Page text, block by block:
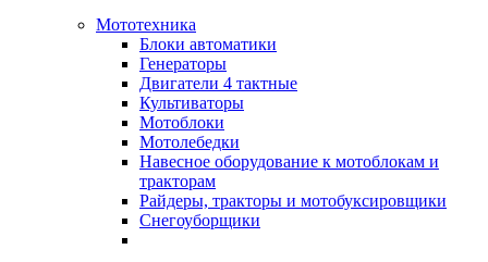
Мототехника
Блоки автоматики
Генераторы
Двигатели 4 тактные
Культиваторы
Мотоблоки
Мотолебедки
Навесное оборудование к мотоблокам и
тракторам
Райдеры, тракторы и мотобуксировщики
Снегоуборщики